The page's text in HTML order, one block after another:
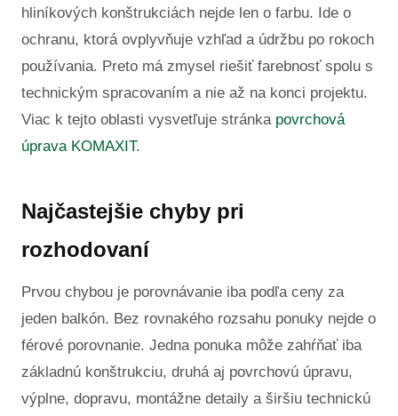
hliníkových konštrukciách nejde len o farbu. Ide o
ochranu, ktorá ovplyvňuje vzhľad a údržbu po rokoch
používania. Preto má zmysel riešiť farebnosť spolu s
technickým spracovaním a nie až na konci projektu.
Viac k tejto oblasti vysvetľuje stránka povrchová
úprava KOMAXIT.
Najčastejšie chyby pri
rozhodovaní
Prvou chybou je porovnávanie iba podľa ceny za
jeden balkón. Bez rovnakého rozsahu ponuky nejde o
férové porovnanie. Jedna ponuka môže zahŕňať iba
základnú konštrukciu, druhá aj povrchovú úpravu,
výplne, dopravu, montážne detaily a širšiu technickú